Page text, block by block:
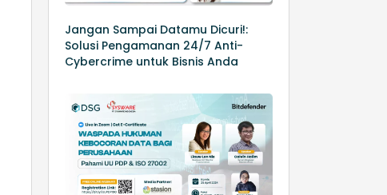
Jangan Sampai Datamu Dicuri!:
Solusi Pengamanan 24/7 Anti-
Cybercrime untuk Bisnis Anda